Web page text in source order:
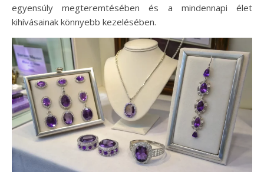
egyensúly megteremtésében és a mindennapi élet
kihívásainak könnyebb kezelésében.